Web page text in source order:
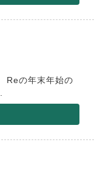
Reの年末年始の